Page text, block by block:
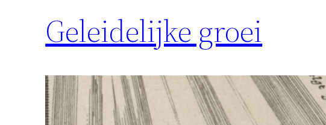
Geleidelijke groei